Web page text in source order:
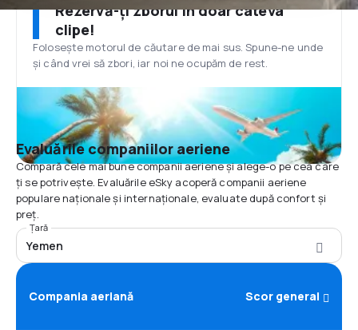
Rezervă-ți zborul în doar câteva
clipe!
Folosește motorul de căutare de mai sus. Spune-ne unde
și când vrei să zbori, iar noi ne ocupăm de rest.
Evaluările companiilor aeriene
Compară cele mai bune companii aeriene și alege-o pe cea care
ți se potrivește. Evaluările eSky acoperă companii aeriene
populare naționale și internaționale, evaluate după confort și
preț.
Țară
Yemen
Compania aeriană Scor general